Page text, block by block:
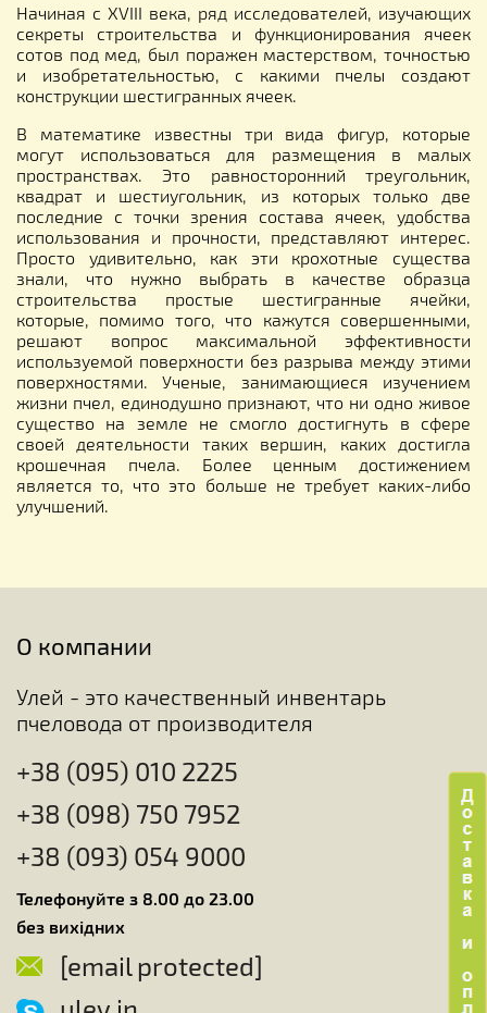
Начиная с XVIII века, ряд исследователей, изучающих
секреты строительства и функционирования ячеек
сотов под мед, был поражен мастерством, точностью
и изобретательностью, с какими пчелы создают
конструкции шестигранных ячеек.
В математике известны три вида фигур, которые
могут использоваться для размещения в малых
пространствах. Это равносторонний треугольник,
квадрат и шестиугольник, из которых только две
последние с точки зрения состава ячеек, удобства
использования и прочности, представляют интерес.
Просто удивительно, как эти крохотные существа
знали, что нужно выбрать в качестве образца
строительства простые шестигранные ячейки,
которые, помимо того, что кажутся совершенными,
решают вопрос максимальной эффективности
используемой поверхности без разрыва между этими
поверхностями. Ученые, занимающиеся изучением
жизни пчел, единодушно признают, что ни одно живое
существо на земле не смогло достигнуть в сфере
своей деятельности таких вершин, каких достигла
крошечная пчела. Более ценным достижением
является то, что это больше не требует каких-либо
улучшений.
О компании
Улей - это качественный инвентарь
пчеловода от производителя
+38 (095) 010 2225
+38 (098) 750 7952
+38 (093) 054 9000
Телефонуйте з 8.00 до 23.00
без вихідних
[email protected]